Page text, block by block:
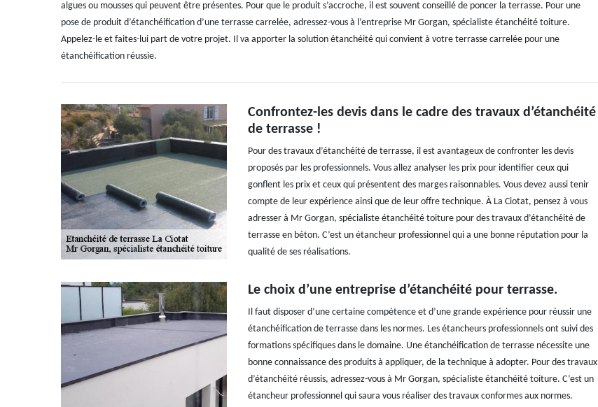
algues ou mousses qui peuvent être présentes. Pour que le produit s’accroche, il est souvent conseillé de poncer la terrasse. Pour une
pose de produit d’étanchéification d’une terrasse carrelée, adressez-vous à l’entreprise Mr Gorgan, spécialiste étanchéité toiture.
Appelez-le et faites-lui part de votre projet. Il va apporter la solution étanchéité qui convient à votre terrasse carrelée pour une
étanchéification réussie.
Confrontez-les devis dans le cadre des travaux d’étanchéité
de terrasse !
Pour des travaux d’étanchéité de terrasse, il est avantageux de confronter les devis
proposés par les professionnels. Vous allez analyser les prix pour identifier ceux qui
gonflent les prix et ceux qui présentent des marges raisonnables. Vous devez aussi tenir
compte de leur expérience ainsi que de leur offre technique. À La Ciotat, pensez à vous
adresser à Mr Gorgan, spécialiste étanchéité toiture pour des travaux d’étanchéité de
terrasse en béton. C’est un étancheur professionnel qui a une bonne réputation pour la
qualité de ses réalisations.
Le choix d’une entreprise d’étanchéité pour terrasse.
Il faut disposer d’une certaine compétence et d’une grande expérience pour réussir une
étanchéification de terrasse dans les normes. Les étancheurs professionnels ont suivi des
formations spécifiques dans le domaine. Une étanchéification de terrasse nécessite une
bonne connaissance des produits à appliquer, de la technique à adopter. Pour des travaux
d’étanchéité réussis, adressez-vous à Mr Gorgan, spécialiste étanchéité toiture. C’est un
étancheur professionnel qui saura vous réaliser des travaux conformes aux normes.